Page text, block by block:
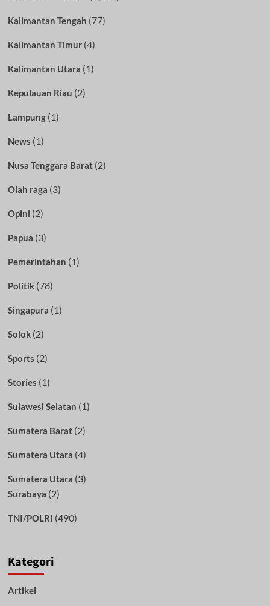
Kalimantan Tengah (77)
Kalimantan Timur(4)
Kalimantan Utara (1)
Kepulauan Riau (2)
Lampung(1)
News (1)
Nusa Tenggara Barat(2)
Olah raga (3)
Opini (2)
Papua (3)
Pemerintahan (1)
Politik(78)
Singapura (1)
Solok(2)
Sports (2)
Stories (1)
Sulawesi Selatan (1)
Sumatera Barat(2)
Sumatera Utara (4)
Sumatera Utara (3)
Surabaya (2)
TNI/POLRI (490)
Kategori
Artikel